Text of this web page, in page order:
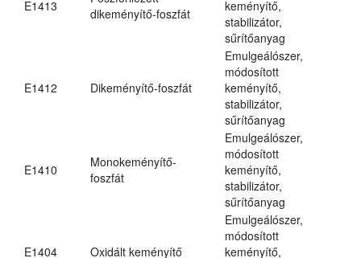
E1413
dikeményítő-foszfát
keményítő,
stabilizátor,
sűrítőanyag
E1412 Dikeményítő-foszfát
Emulgeálószer,
módosított
keményítő,
stabilizátor,
sűrítőanyag
E1410
Monokeményítő-
foszfát
Emulgeálószer,
módosított
keményítő,
stabilizátor,
sűrítőanyag
E1404 Oxidált keményítő
Emulgeálószer,
módosított
keményítő,